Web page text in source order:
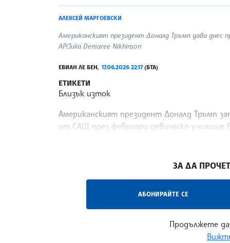
АЛЕКСЕЙ МАРГОЕВСКИ
Американският президент Доналд Тръмп дава днес
AP/Julia Demaree Nikhinson
ЕВИАН ЛЕ БЕН, 17.06.2026 22:17(БТА)
ЕТИКЕТИ
Близък изток
Американският президент Доналд Тръмп
от САЩ през февруари девическо училище
ЗА ДА
АБОНИРАЙТЕ СЕ
Продължете